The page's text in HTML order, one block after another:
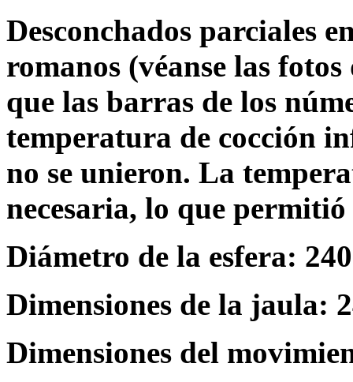
Desconchados parciales
romanos (véanse las
que las barras de los
temperatura de cocción
no se unieron. La
necesaria, lo que
Diámetro de la esfera: 240
Dimensiones de la jaula:
Dimensiones del